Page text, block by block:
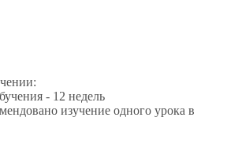
- 12 недель
изучение одного урока в